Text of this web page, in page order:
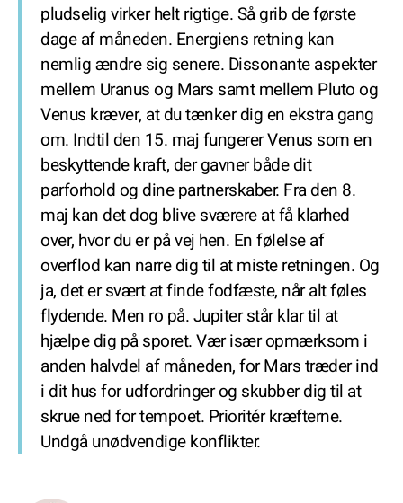
pludselig virker helt rigtige. Så grib de første
dage af måneden. Energiens retning kan
nemlig ændre sig senere. Dissonante aspekter
mellem Uranus og Mars samt mellem Pluto og
Venus kræver, at du tænker dig en ekstra gang
om. Indtil den 15. maj fungerer Venus som en
beskyttende kraft, der gavner både dit
parforhold og dine partnerskaber. Fra den 8.
maj kan det dog blive sværere at få klarhed
over, hvor du er på vej hen. En følelse af
overflod kan narre dig til at miste retningen. Og
ja, det er svært at finde fodfæste, når alt føles
flydende. Men ro på. Jupiter står klar til at
hjælpe dig på sporet. Vær især opmærksom i
anden halvdel af måneden, for Mars træder ind
i dit hus for udfordringer og skubber dig til at
skrue ned for tempoet. Prioritér kræfterne.
Undgå unødvendige konflikter.